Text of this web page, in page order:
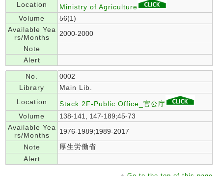
Location
Ministry of Agriculture
Volume
56(1)
Available Yea
rs/Months
2000-2000
Note
Alert
No.
0002
Library
Main Lib.
Location
Stack 2F-Public Office_官公庁
Volume
138-141, 147-189;45-73
Available Yea
rs/Months
1976-1989;1989-2017
Note
厚生労働省
Alert